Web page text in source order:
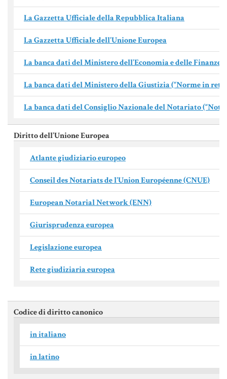
LEASING
Materiale Giuridico
CODICE CIVILE
LE PAROLE DIFFICILI DEL NOTAIO
MATERIALE GIURIDICO NOTARILE
SISTEMA GIURIDICO ITALIANO
USUFRUTTO
Fiscalità Speciale
INDICI E TASSI
TARSU
TASSAZIONE ATTI IMMOBILIARI
La Gazzetta Ufficiale della Repubblica Italiana
La Gazzetta Ufficiale dell'Unione Europea
La banca dati del Ministero dell’Economia e delle Finanze
La banca dati del Ministero della Giustizia (“Norme in
La banca dati del Consiglio Nazionale del Notariato
Diritto dell’Unione Europea
Atlante giudiziario europeo
Conseil des Notariats de l'Union Européenne (CNUE)
European Notarial Network (ENN)
Giurisprudenza europea
Legislazione europea
Rete giudiziaria europea
Codice di diritto canonico
in italiano
in latino